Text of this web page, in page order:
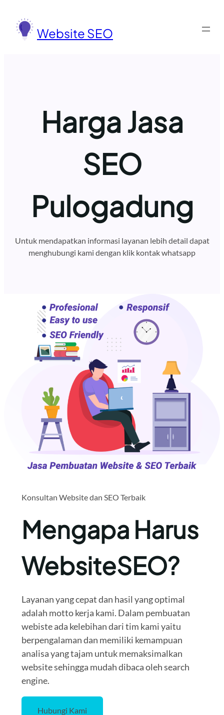
konten
Website SEO
Harga Jasa
SEO
Pulogadung
Untuk mendapatkan informasi layanan lebih detail dapat
menghubungi kami dengan klik kontak whatsapp
Konsultan Website dan SEO Terbaik
Mengapa Harus
WebsiteSEO?
Layanan yang cepat dan hasil yang optimal
adalah motto kerja kami. Dalam pembuatan
webiste ada kelebihan dari tim kami yaitu
berpengalaman dan memiliki kemampuan
analisa yang tajam untuk memaksimalkan
website sehingga mudah dibaca oleh search
engine.
Hubungi Kami